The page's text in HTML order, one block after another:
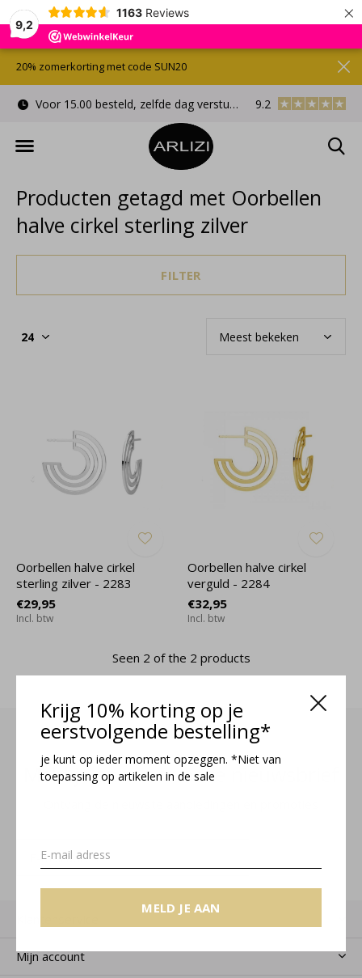
9,2
1163 Reviews ×
Krijg 10% korting op je
eerstvolgende bestelling*
je kunt op ieder moment opzeggen. *Niet van
toepassing op artikelen in de sale
MELD JE AAN
Voor 15.00 besteld, zelfde dag verstuurd Gratis
9.2
20% zomerkorting met code SUN20
Producten getagd met Oorbellen
halve cirkel sterling zilver
FILTER
Oorbellen halve cirkel
sterling zilver - 2283
€29,95
Incl. btw
Oorbellen halve cirkel
verguld - 2284
€32,95
Incl. btw
Seen 2 of the 2 products
Meld je aan voor onze nieuwsbrief
Mijn account